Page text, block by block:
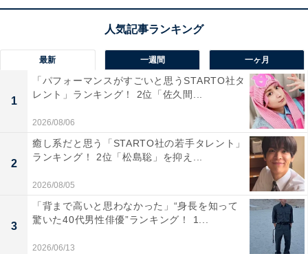
1位：菅田将暉（197票）
最新 一週間 一ヶ月
1
「パフォーマンスがすごいと思うSTARTO社タ
レント」ランキング！ 2位「佐久間...
2026/08/06
2
癒し系だと思う「STARTO社の若手タレント」
ランキング！ 2位「松島聡」を抑え...
2026/08/05
3
「背まで高いと思わなかった」“身長を知って
驚いた40代男性俳優”ランキング！ 1...
2026/06/13